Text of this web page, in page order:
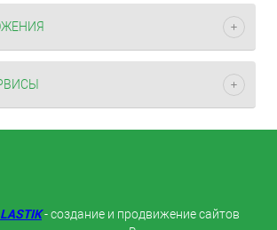
LASTIK- создание и продвижение сайтов